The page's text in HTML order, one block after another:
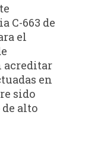
C-663 de
el
acreditar
en
sido
alto